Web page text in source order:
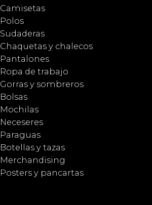
Camisetas
Polos
Sudaderas
Chaquetas y chalecos
Pantalones
Ropa de trabajo
Gorras y sombreros
Bolsas
Mochilas
Neceseres
Paraguas
Botellas y tazas
Merchandising
Posters y pancartas